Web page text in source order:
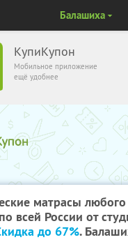
КупиКупон
Мобильное приложение
ещё удобнее
Балашиха
матрасы
всей России от
до 67%.